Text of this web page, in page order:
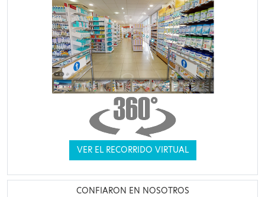
VER EL RECORRIDO VIRTUAL
CONFIARON EN NOSOTROS